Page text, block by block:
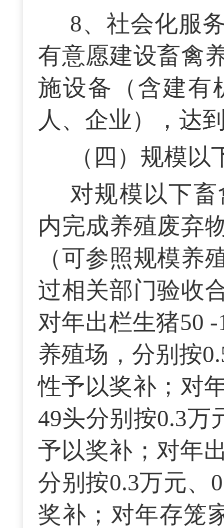
8、社会化服
有意愿建设畜禽
施设备（含建有
人、企业），达
（四）规模
对规模以下
内完成养殖废弃
（可参照规模养
过相关部门验收
对年出栏生猪50 -
养殖场，分别按
性予以奖补；对
49头分别按0.3万
予以奖补；对年
分别按0.3万元、
奖补；对年存笼